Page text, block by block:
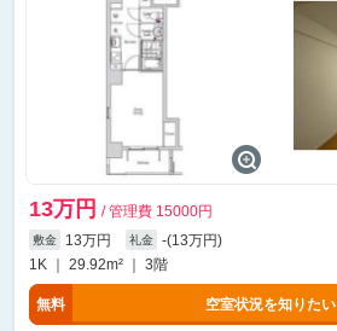
13万円 / 管理費 15000円
敷金 13万円 礼金
-(13万円)
1K ｜ 29.92m² ｜ 3階
無料 空室状況を知りたい